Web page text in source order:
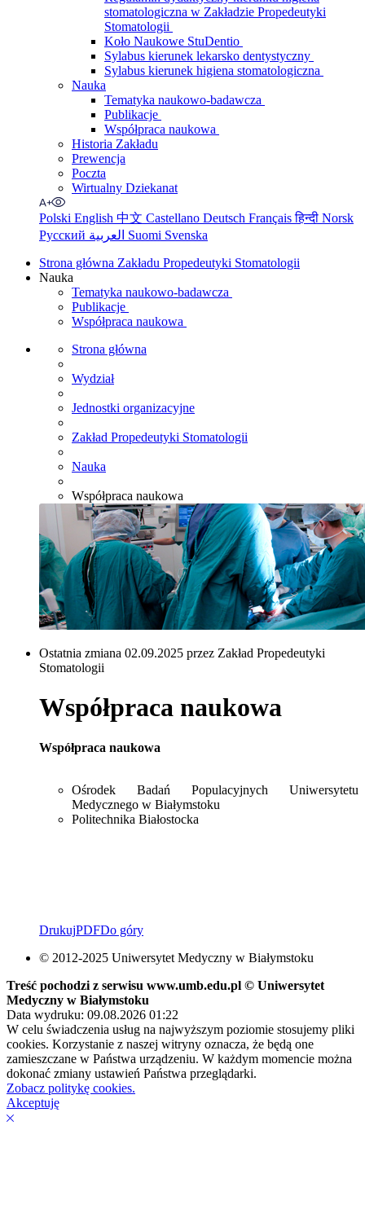
stomatologiczna w Zakładzie Propedeutyki
Stomatologii
Koło Naukowe StuDentio
Sylabus kierunek lekarsko dentystyczny
Sylabus kierunek higiena stomatologiczna
Nauka
Tematyka naukowo-badawcza
Publikacje
Współpraca naukowa
Historia Zakładu
Prewencja
Poczta
Wirtualny Dziekanat
Polski English 中文 Castellano Deutsch Françaisहिन्दी Norsk
Русский
Suomi Svenska
Strona główna Zakładu Propedeutyki Stomatologii
Nauka
Tematyka naukowo-badawcza
Publikacje
Współpraca naukowa
Strona główna
Wydział
Jednostki organizacyjne
Zakład Propedeutyki Stomatologii
Nauka
Współpraca naukowa
Ostatnia zmiana 02.09.2025 przez Zakład Propedeutyki
Stomatologii
Współpraca naukowa
Współpraca naukowa
Ośrodek Badań Populacyjnych Uniwersytetu
Medycznego w Białymstoku
Politechnika Białostocka
DrukujPDFDo góry
© 2012-2025 Uniwersytet Medyczny w Białymstoku
Treść pochodzi z serwisu www.umb.edu.pl © Uniwersytet
Medyczny w Białymstoku
Data wydruku: 09.08.2026 01:22
W celu świadczenia usług na najwyższym poziomie stosujemy pliki
cookies. Korzystanie z naszej witryny oznacza, że będą one
zamieszczane w Państwa urządzeniu. W każdym momencie można
dokonać zmiany ustawień Państwa przeglądarki.
Zobacz politykę cookies.
Akceptuję